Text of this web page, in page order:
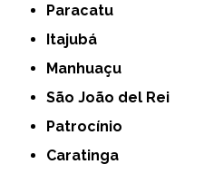
Paracatu
Itajubá
Manhuaçu
São João del Rei
Patrocínio
Caratinga